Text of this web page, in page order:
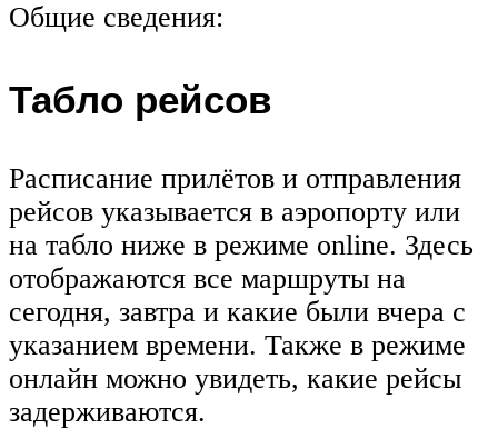
Общие сведения:
Табло рейсов
Расписание прилётов и отправления
рейсов указывается в аэропорту или
на табло ниже в режиме online. Здесь
отображаются все маршруты на
сегодня, завтра и какие были вчера с
указанием времени. Также в режиме
онлайн можно увидеть, какие рейсы
задерживаются.